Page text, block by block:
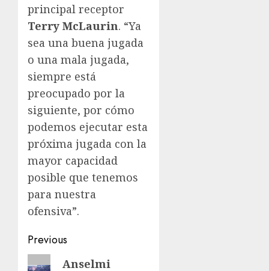
principal receptor
Terry McLaurin. “Ya
sea una buena jugada
o una mala jugada,
siempre está
preocupado por la
siguiente, por cómo
podemos ejecutar esta
próxima jugada con la
mayor capacidad
posible que tenemos
para nuestra
ofensiva”.
Post
navigation
Previous
PreviousAnselmi